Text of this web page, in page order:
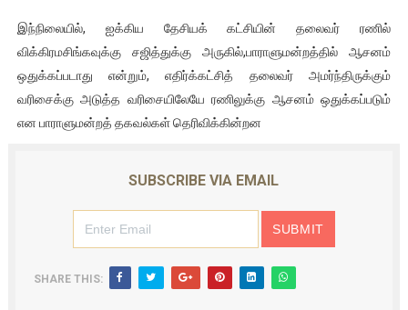
இந்நிலையில், ஐக்கிய தேசியக் கட்சியின் தலைவர் ரணில்
விக்கிரமசிங்கவுக்கு சஜித்துக்கு அருகில்,பாராளுமன்றத்தில் ஆசனம்
ஒதுக்கப்படாது என்றும், எதிர்க்கட்சித் தலைவர் அமர்ந்திருக்கும்
வரிசைக்கு அடுத்த வரிசையிலேயே ரணிலுக்கு ஆசனம் ஒதுக்கப்படும்
என பாராளுமன்றத் தகவல்கள் தெரிவிக்கின்றன
SUBSCRIBE VIA EMAIL
SHARE THIS: